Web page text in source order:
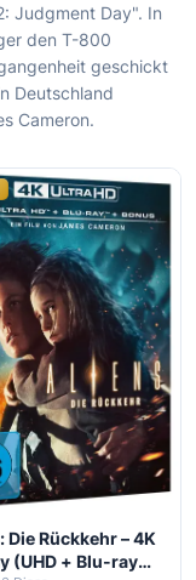
Judgment Day". In
den T-800
geschickt
Deutschland
Cameron.
Die Rückkehr – 4K
(UHD + Blu-ray